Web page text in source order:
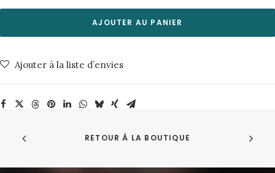
TShirt
Heavy
Ecru
Jeans
AJOUTER AU PANIER
Ajouter à la liste d’envies
RETOUR À LA BOUTIQUE